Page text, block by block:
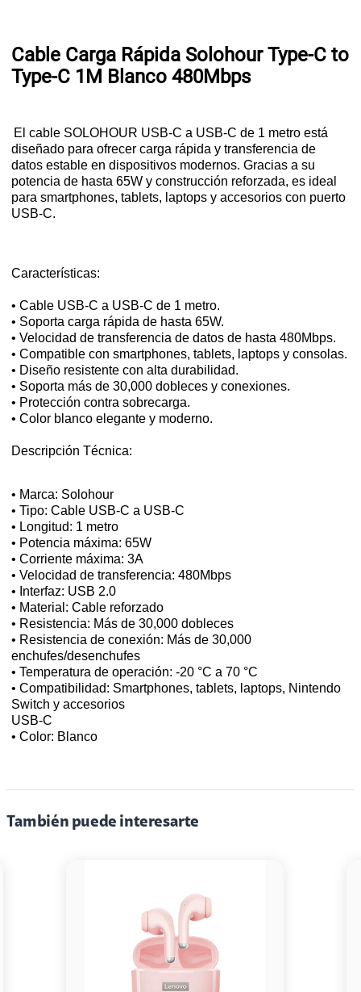
Cable Carga Rápida Solohour Type-C to
Type-C 1M Blanco 480Mbps
El cable SOLOHOUR USB-C a USB-C de 1 metro está
diseñado para ofrecer carga rápida y transferencia de
datos estable en dispositivos modernos. Gracias a su
potencia de hasta 65W y construcción reforzada, es ideal
para smartphones, tablets, laptops y accesorios con puerto
USB-C.
Características:
• Cable USB-C a USB-C de 1 metro.
• Soporta carga rápida de hasta 65W.
• Velocidad de transferencia de datos de hasta 480Mbps.
• Compatible con smartphones, tablets, laptops y consolas.
• Diseño resistente con alta durabilidad.
• Soporta más de 30,000 dobleces y conexiones.
• Protección contra sobrecarga.
• Color blanco elegante y moderno.
Descripción Técnica:
• Marca: Solohour
• Tipo: Cable USB-C a USB-C
• Longitud: 1 metro
• Potencia máxima: 65W
• Corriente máxima: 3A
• Velocidad de transferencia: 480Mbps
• Interfaz: USB 2.0
• Material: Cable reforzado
• Resistencia: Más de 30,000 dobleces
• Resistencia de conexión: Más de 30,000
enchufes/desenchufes
• Temperatura de operación: -20 °C a 70 °C
• Compatibilidad: Smartphones, tablets, laptops, Nintendo
Switch y accesorios
USB-C
• Color: Blanco
También puede interesarte